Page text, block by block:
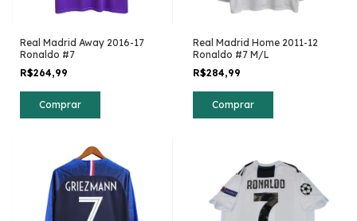
Real Madrid Away 2016-17
Ronaldo #7
R$264,99
Comprar
Real Madrid Home 2011-12
Ronaldo #7 M/L
R$284,99
Comprar